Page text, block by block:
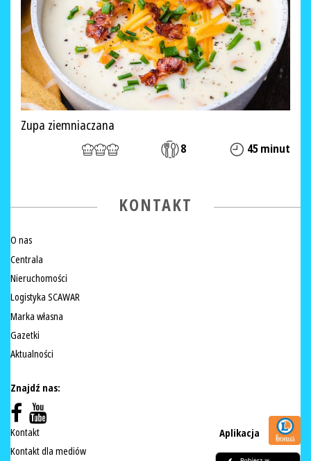
Zupa ziemniaczana
8 45 minut
KONTAKT
O nas
Centrala
Nieruchomości
Logistyka SCAWAR
Marka własna
Gazetki
Aktualności
Znajdź nas:
Kontakt
Kontakt dla mediów
Aplikacja